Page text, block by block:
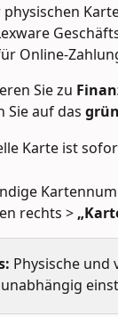
physischen
Online-
Sie zu
Sie auf das
Karte ist
rechts >
Physische und